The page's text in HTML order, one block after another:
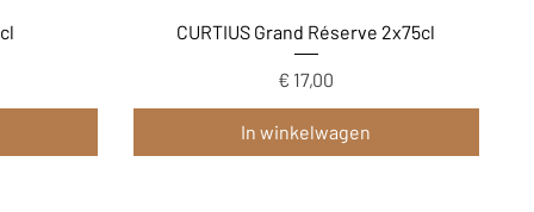
Snel overzicht
CURTIUS Grand Réserve 2x75cl
Prijs
€ 17,00
In winkelwagen